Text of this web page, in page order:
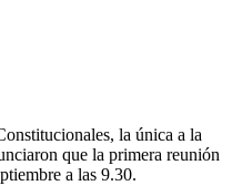
la única a la
que la primera reunión
a las 9.30.